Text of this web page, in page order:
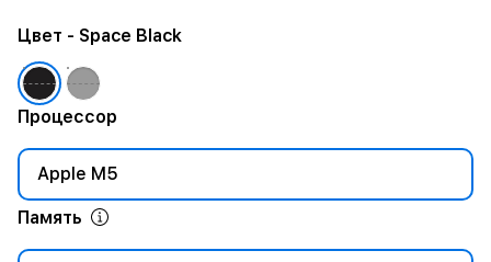
Цвет - Space Black
Процессор
Apple M5
Память